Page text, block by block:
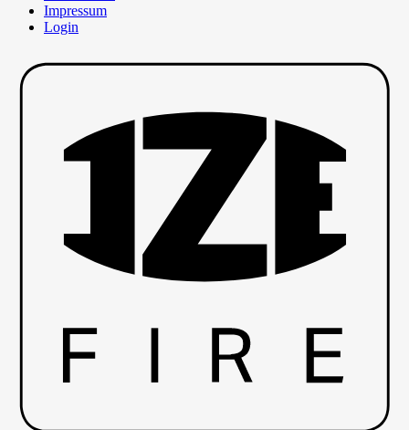
Impressum
Login